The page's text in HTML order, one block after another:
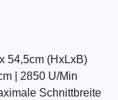
54,5cm (HxLxB)
| 2850 U/Min
Schnittbreite